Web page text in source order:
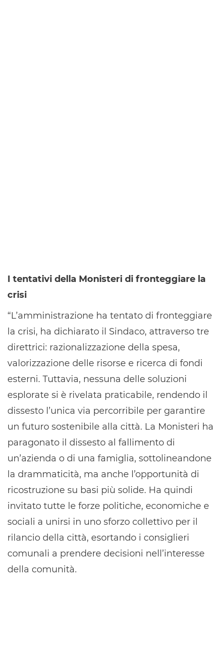
I tentativi della Monisteri di fronteggiare la
crisi
“L’amministrazione ha tentato di fronteggiare
la crisi, ha dichiarato il Sindaco, attraverso tre
direttrici: razionalizzazione della spesa,
valorizzazione delle risorse e ricerca di fondi
esterni. Tuttavia, nessuna delle soluzioni
esplorate si è rivelata praticabile, rendendo il
dissesto l’unica via percorribile per garantire
un futuro sostenibile alla città. La Monisteri ha
paragonato il dissesto al fallimento di
un’azienda o di una famiglia, sottolineandone
la drammaticità, ma anche l’opportunità di
ricostruzione su basi più solide. Ha quindi
invitato tutte le forze politiche, economiche e
sociali a unirsi in uno sforzo collettivo per il
rilancio della città, esortando i consiglieri
comunali a prendere decisioni nell’interesse
della comunità.